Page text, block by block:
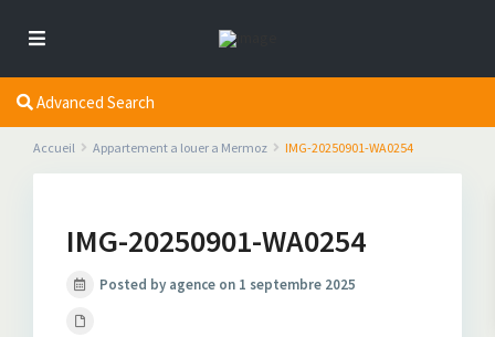
Advanced Search
Accueil Appartement a louer a Mermoz IMG-20250901-WA0254
IMG-20250901-WA0254
Posted by agence on 1 septembre 2025